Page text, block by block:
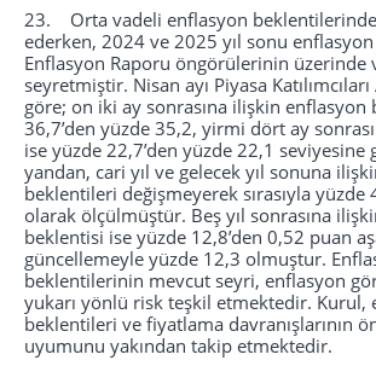
23. Orta vadeli enflasyon
ederken, 2024 ve 2025 yıl sonu
Enflasyon Raporu öngörülerinin üzerinde
seyretmiştir. Nisan ayı Piyasa
göre; on iki ay sonrasına ilişkin enflasyon
36,7’den yüzde 35,2, yirmi dört ay
ise yüzde 22,7’den yüzde 22,1
yandan, cari yıl ve gelecek yıl sonuna
beklentileri değişmeyerek sırasıyla yüzde
olarak ölçülmüştür. Beş yıl sonrasına
beklentisi ise yüzde 12,8’den 0,52 puan
güncellemeyle yüzde 12,3 olmuştur.
beklentilerinin mevcut seyri, enflasyon
yukarı yönlü risk teşkil etmektedir. Kurul,
beklentileri ve fiyatlama davranışlarının
uyumunu yakından takip etmektedir.